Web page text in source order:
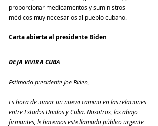
proporcionar medicamentos y suministros
médicos muy necesarios al pueblo cubano.
Carta abierta al presidente Biden
DEJA VIVIR A CUBA
Estimado presidente Joe Biden,
Es hora de tomar un nuevo camino en las relaciones
entre Estados Unidos y Cuba. Nosotros, los abajo
firmantes, le hacemos este llamado público urgente